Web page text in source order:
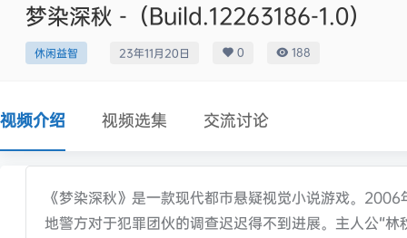
梦染深秋 -（Build.12263186-1.0）
休闲益智 23年11月20日 0 188
视频介绍 视频选集 交流讨论
《梦染深秋》是一款现代都市悬疑视觉小说游戏。
地警方对于犯罪团伙的调查迟迟得不到进展。主人公“